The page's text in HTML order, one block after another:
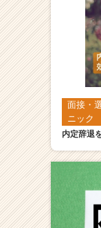
面接・
ニック
内定辞退